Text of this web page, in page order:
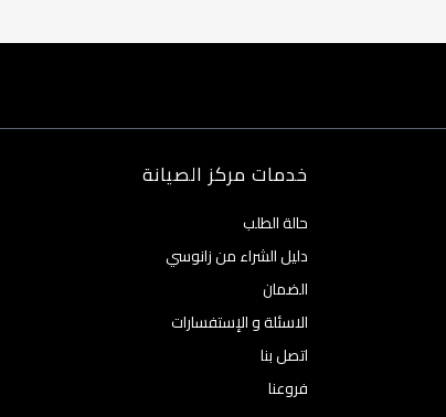
خدمات مركز الصيانة
حالة الطلب
دليل الشراء من زانوسي
الضمان
الاسئلة و الإستفسارات
اتصل بنا
فروعنا